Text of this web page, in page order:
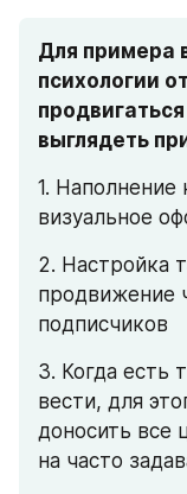
Для примера
психологии
выглядеть
1. Наполнение
визуальное
2. Настройка
продвижение
подписчиков
3. Когда есть
вести, для
доносить все
на часто